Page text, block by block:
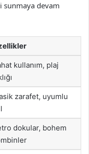
sunmaya devam
kullanım, plaj
zarafet, uyumlu
dokular, bohem